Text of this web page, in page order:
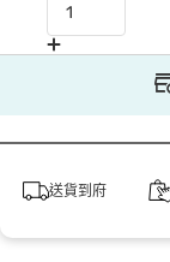
送貨到府